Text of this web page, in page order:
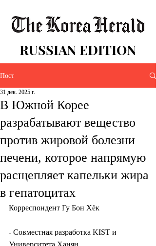
RUSSIAN EDITION
Пост
В Южной Корее
разрабатывают вещество
против жировой болезни
печени, которое напрямую
расщепляет капельки жира
в гепатоцитах
31 дек. 2025 г.
Корреспондент Гу Бон Хёк
- Совместная разработка KIST и
Университета Ханян